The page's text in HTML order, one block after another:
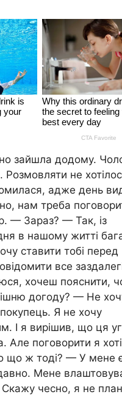
зайшла додому.
Розмовляти не
адже день
нам треба
— Зараз? — Так, із
в нашому житті
ставити тобі перед
все
хочеш пояснити,
догоду? — Не
Я не хочу
І я вирішив, що ця
Але поговорити я
що ж тоді? — У мене
Мене
чесно, я не